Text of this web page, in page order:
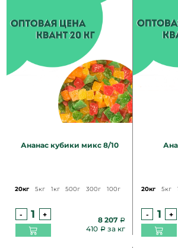
Ананас кубики микс 8/10
20кг 5кг 1кг 500г 300г 100г
- +
8 207
410
за кг
20кг 5кг
- +